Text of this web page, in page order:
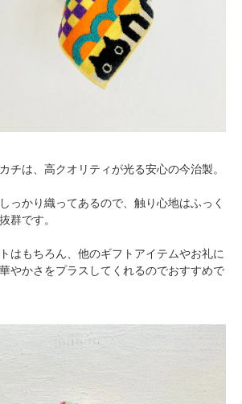
チは、高クオリティが光る安心の今治製。
っかり織ってあるので、触り心地はふっく
群です。
はもちろん、他のギフトアイテムやお礼に
やかさをプラスしてくれるのでおすすめで